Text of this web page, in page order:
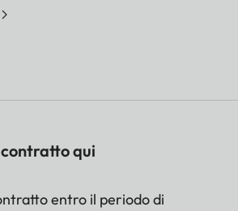
qui
entro il periodo di